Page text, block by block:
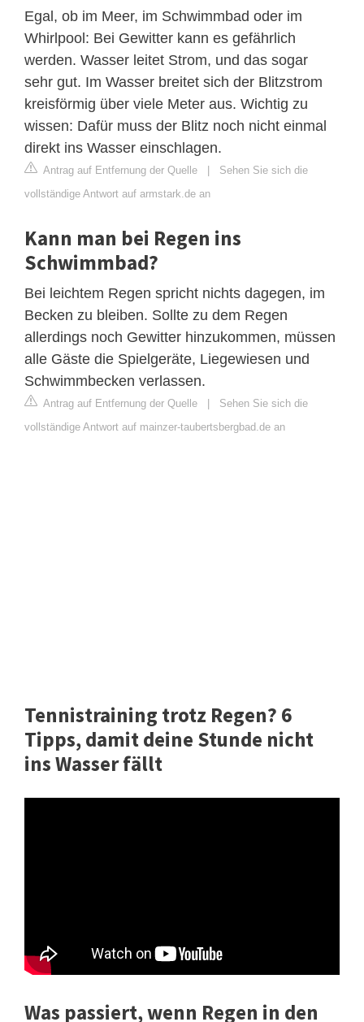
Egal, ob im Meer, im Schwimmbad oder im
Whirlpool: Bei Gewitter kann es gefährlich
werden. Wasser leitet Strom, und das sogar
sehr gut. Im Wasser breitet sich der Blitzstrom
kreisförmig über viele Meter aus. Wichtig zu
wissen: Dafür muss der Blitz noch nicht einmal
direkt ins Wasser einschlagen.
Antrag auf Entfernung der Quelle
Sehen Sie sich die
vollständige Antwort auf armstark.de an
Kann man bei Regen ins
Schwimmbad?
Bei leichtem Regen spricht nichts dagegen, im
Becken zu bleiben. Sollte zu dem Regen
allerdings noch Gewitter hinzukommen, müssen
alle Gäste die Spielgeräte, Liegewiesen und
Schwimmbecken verlassen.
Antrag auf Entfernung der Quelle
Sehen Sie sich die
vollständige Antwort auf mainzer-taubertsbergbad.de an
Tennistraining trotz Regen? 6
Tipps, damit deine Stunde nicht
ins Wasser fällt
Was passiert, wenn Regen in den